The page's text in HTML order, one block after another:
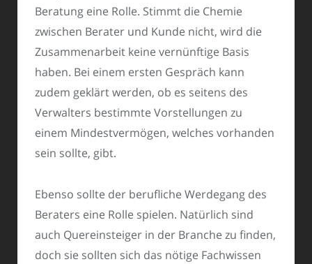
Beratung eine Rolle. Stimmt die Chemie
zwischen Berater und Kunde nicht, wird die
Zusammenarbeit keine vernünftige Basis
haben. Bei einem ersten Gespräch kann
zudem geklärt werden, ob es seitens des
Verwalters bestimmte Vorstellungen zu
einem Mindestvermögen, welches vorhanden
sein sollte, gibt.
Ebenso sollte der berufliche Werdegang des
Beraters eine Rolle spielen. Natürlich sind
auch Quereinsteiger in der Branche zu finden,
doch sie sollten sich das nötige Fachwissen